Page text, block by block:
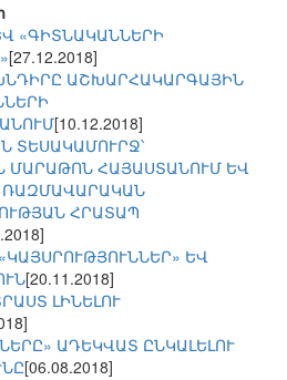
«ԳԻՏՆԱԿԱՆՆԵՐԻ
[27.12.2018]
ԱՇԽԱՐՀԱԿԱՐԳԱՅԻՆ
[10.12.2018]
ՏԵՍԱԿԱՄՈՒՐՋ՝
ՄԱՐԱԹՈՆ ՀԱՅԱՍՏԱՆՈՒՄ ԵՎ
ՌԱԶՄԱՎԱՐԱԿԱՆ
ՀՐԱՏԱՊ
ԵՎ
[20.11.2018]
ԼԻՆԵԼՈՒ
ԱԴԵԿՎԱՏ ԸՆԿԱԼԵԼՈՒ
[06.08.2018]